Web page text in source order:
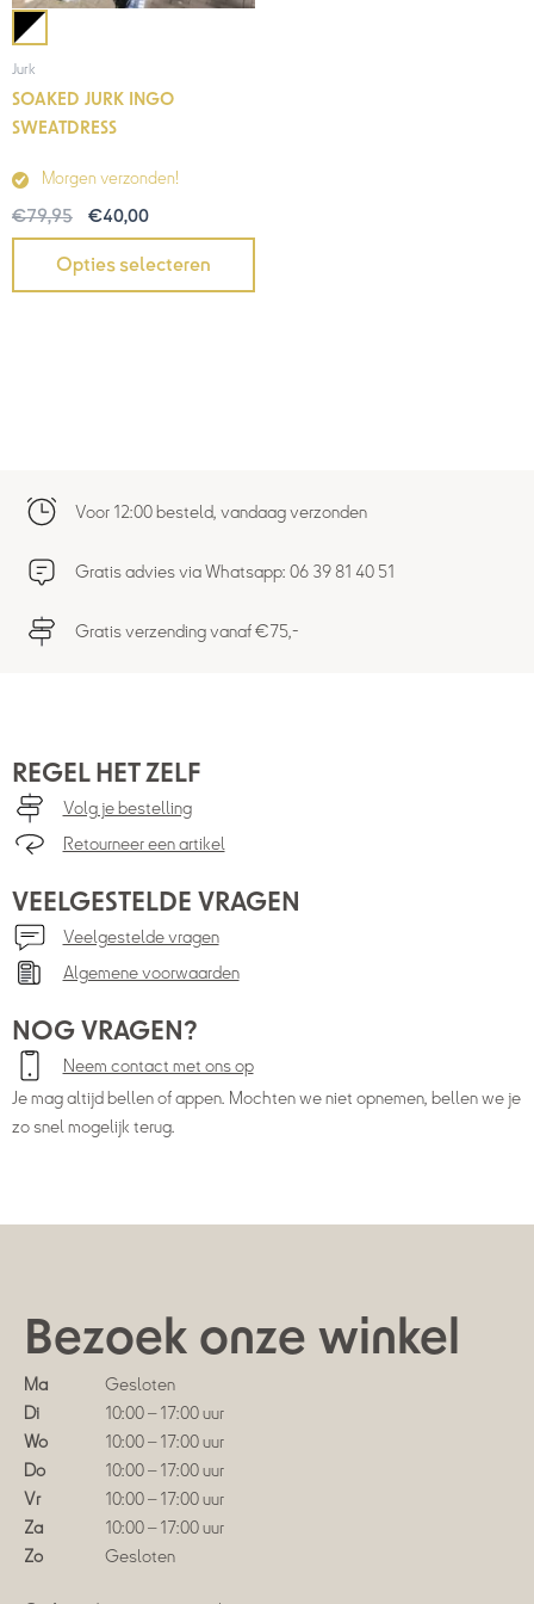
Jurk
SOAKED JURK INGO
SWEATDRESS
Morgen verzonden!
€79,95 €40,00
Opties selecteren
Voor 12:00 besteld, vandaag verzonden
Gratis advies via Whatsapp: 06 39 81 40 51
Gratis verzending vanaf €75,-
REGEL HET ZELF
Volg je bestelling
Retourneer een artikel
VEELGESTELDE VRAGEN
Veelgestelde vragen
Algemene voorwaarden
NOG VRAGEN?
Neem contact met ons op
Je mag altijd bellen of appen. Mochten we niet opnemen, bellen we je
zo snel mogelijk terug.
Bezoek onze winkel
Ma
Gesloten
Di
10:00 – 17:00 uur
Wo
10:00 – 17:00 uur
Do
10:00 – 17:00 uur
Vr
10:00 – 17:00 uur
Za
10:00 – 17:00 uur
Zo
Gesloten